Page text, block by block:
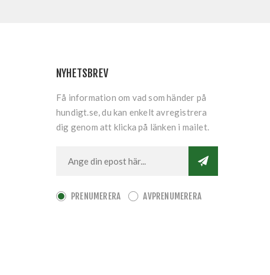
NYHETSBREV
Få information om vad som händer på
hundigt.se, du kan enkelt avregistrera
dig genom att klicka på länken i mailet.
PRENUMERERA AVPRENUMERERA